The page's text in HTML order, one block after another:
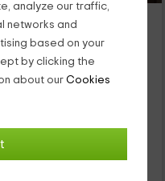
analyze our traffic,
networks and
based on your
by clicking the
about our Cookies
1 times
trata de un